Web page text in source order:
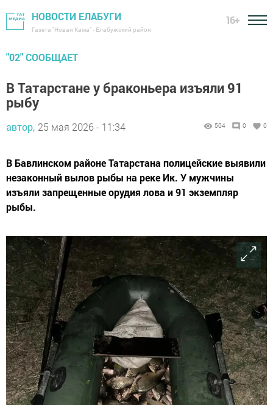
НОВОСТИ ЕЛАБУГИ
Газета "Новая Кама" - Елабужский район
16+
"02" СООБЩАЕТ
В Татарстане у браконьера изъяли 91
рыбу
автор, 25 мая 2026 - 11:34 504 0 0
В Бавлинском районе Татарстана полицейские выявили
незаконный вылов рыбы на реке Ик. У мужчины
изъяли запрещенные орудия лова и 91 экземпляр
рыбы.